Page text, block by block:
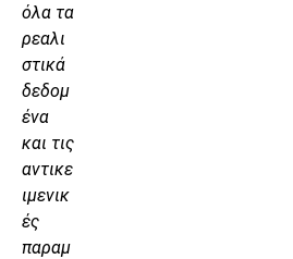
όλα τα
ρεαλι
στικά
δεδομ
ένα
και τις
αντικε
ιμενικ
ές
παραμ